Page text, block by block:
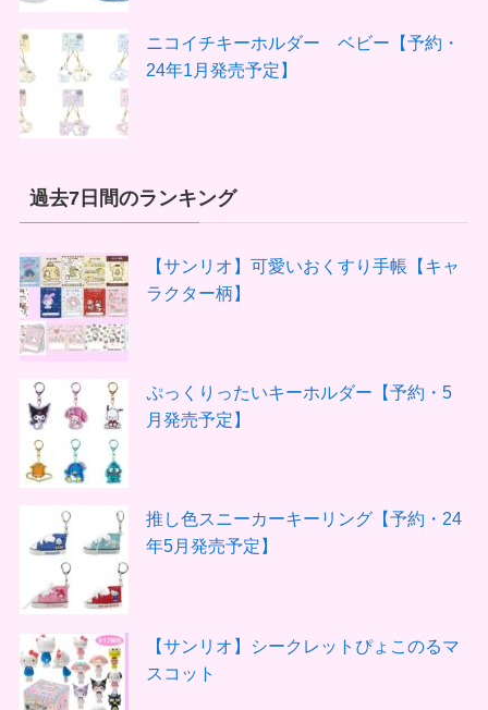
ニコイチキーホルダー ベビー【予約・
24年1月発売予定】
過去7日間のランキング
【サンリオ】可愛いおくすり手帳【キャ
ラクター柄】
ぷっくりったいキーホルダー【予約・5
月発売予定】
推し色スニーカーキーリング【予約・24
年5月発売予定】
【サンリオ】シークレットぴょこのるマ
スコット